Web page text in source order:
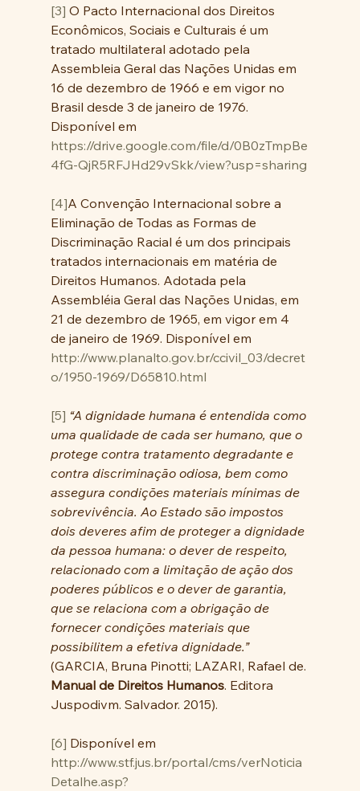
[3] O Pacto Internacional dos Direitos
Econômicos, Sociais e Culturais é um
tratado multilateral adotado pela
Assembleia Geral das Nações Unidas em
16 de dezembro de 1966 e em vigor no
Brasil desde 3 de janeiro de 1976.
Disponível em
https://drive.google.com/file/d/0B0zTmpBe
4fG-QjR5RFJHd29vSkk/view?usp=sharing
[4]A Convenção Internacional sobre a
Eliminação de Todas as Formas de
Discriminação Racial é um dos principais
tratados internacionais em matéria de
Direitos Humanos. Adotada pela
Assembléia Geral das Nações Unidas, em
21 de dezembro de 1965, em vigor em 4
de janeiro de 1969. Disponível em
http://www.planalto.gov.br/ccivil_03/decret
o/1950-1969/D65810.html
[5] “A dignidade humana é entendida como
uma qualidade de cada ser humano, que o
protege contra tratamento degradante e
contra discriminação odiosa, bem como
assegura condições materiais mínimas de
sobrevivência. Ao Estado são impostos
dois deveres afim de proteger a dignidade
da pessoa humana: o dever de respeito,
relacionado com a limitação de ação dos
poderes públicos e o dever de garantia,
que se relaciona com a obrigação de
fornecer condições materiais que
possibilitem a efetiva dignidade.”
(GARCIA, Bruna Pinotti; LAZARI, Rafael de.
Manual de Direitos Humanos. Editora
Juspodivm. Salvador. 2015).
[6] Disponível em
http://www.stf.jus.br/portal/cms/verNoticia
Detalhe.asp?